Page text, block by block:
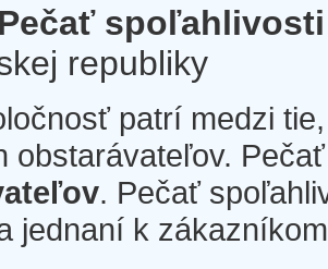
Pečať spoľahlivosti
republiky
patrí medzi
obstarávateľov.
. Pečať
jednaní k